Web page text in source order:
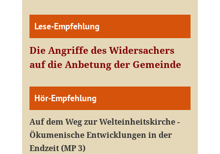
Lese-Empfehlung
Die Angriffe des Widersachers
auf die Anbetung der Gemeinde
Hör-Empfehlung
Auf dem Weg zur Welteinheitskirche -
Ökumenische Entwicklungen in der
Endzeit (MP 3)